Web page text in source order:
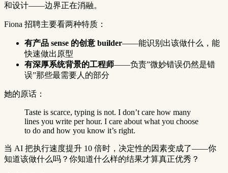
和设计——边界正在消融。
Fiona 招聘主要看两种特质：
有产品 sense 的创意 builder——能识别出该做什么，能
快速做出原型
有深厚系统背景的工程师——负责”微妙错误仍然是错
误”那些最需要人的部分
她的原话：
Taste is scarce, typing is not. I don’t care how many
lines you write per hour. I care about what you choose
to do and how you know it’s right.
当 AI 把执行速度提升 10 倍时，决定性的因素变成了——你
知道该做什么吗？你知道什么样的结果才算真正优秀？